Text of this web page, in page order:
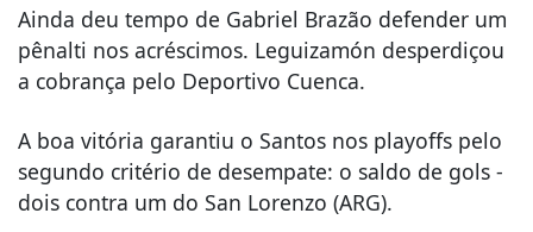
Ainda deu tempo de Gabriel Brazão defender um
pênalti nos acréscimos. Leguizamón desperdiçou
a cobrança pelo Deportivo Cuenca.
A boa vitória garantiu o Santos nos playoffs pelo
segundo critério de desempate: o saldo de gols -
dois contra um do San Lorenzo (ARG).